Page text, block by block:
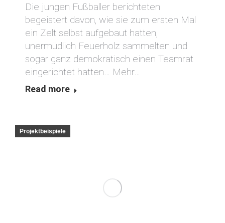
Die jungen Fußballer berichteten
begeistert davon, wie sie zum ersten Mal
ein Zelt selbst aufgebaut hatten,
unermüdlich Feuerholz sammelten und
sogar ganz demokratisch einen Teamrat
eingerichtet hatten… Mehr…
Read more
Projektbeispiele